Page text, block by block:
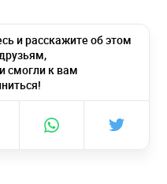
и расскажите об этом
смогли к вам